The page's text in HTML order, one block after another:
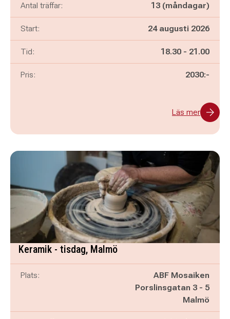
Antal träffar: 13 (måndagar)
Start: 24 augusti 2026
Tid: Pågår mellan
18.30 - och
21.00
Pris: 2030:-
Läs mer
Keramik - tisdag, Malmö
Plats:
ABF Mosaiken
Porslinsgatan 3 - 5
Malmö